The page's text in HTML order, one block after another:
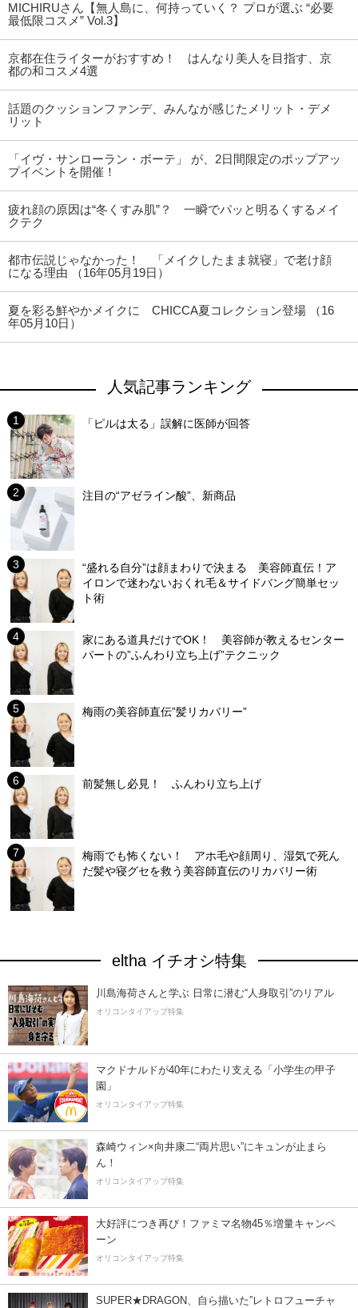
MICHIRUさん【無人島に、何持っていく？ プロが選ぶ “必要
最低限コスメ” Vol.3】
京都在住ライターがおすすめ！ はんなり美人を目指す、京
都の和コスメ4選
話題のクッションファンデ、みんなが感じたメリット・デメ
リット
「イヴ・サンローラン・ボーテ」 が、2日間限定のポップアッ
プイベントを開催！
疲れ顔の原因は“冬くすみ肌”？ 一瞬でパッと明るくするメイ
クテク
都市伝説じゃなかった！ 「メイクしたまま就寝」で老け顔
になる理由 （16年05月19日）
夏を彩る鮮やかメイクに CHICCA夏コレクション登場 （16
年05月10日）
人気記事ランキング
「ピルは太る」誤解に医師が回答
注目の“アゼライン酸”、新商品
“盛れる自分”は顔まわりで決まる 美容師直伝！ア
イロンで迷わないおくれ毛＆サイドバング簡単セッ
ト術
家にある道具だけでOK！ 美容師が教えるセンター
パートの”ふんわり立ち上げ”テクニック
梅雨の美容師直伝”髪リカバリー”
前髪無し必見！ ふんわり立ち上げ
梅雨でも怖くない！ アホ毛や顔周り、湿気で死ん
だ髪や寝グセを救う美容師直伝のリカバリー術
eltha イチオシ特集
川島海荷さんと学ぶ 日常に潜む“人身取引”のリアル
オリコンタイアップ特集
マクドナルドが40年にわたり支える「小学生の甲子
園」
オリコンタイアップ特集
森崎ウィン×向井康二“両片思い”にキュンが止まら
ん！
オリコンタイアップ特集
大好評につき再び！ファミマ名物45％増量キャンペ
ーン
オリコンタイアップ特集
SUPER★DRAGON、自ら描いた”レトロフューチャ